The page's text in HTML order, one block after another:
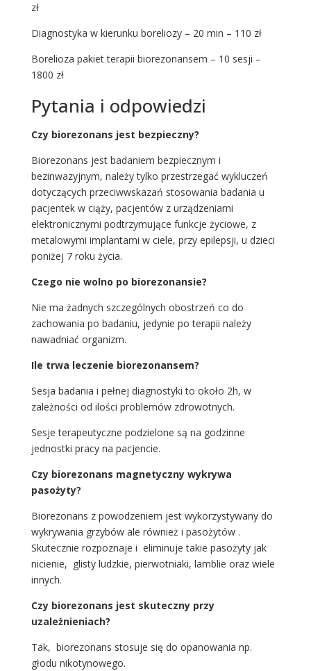
zł
Diagnostyka w kierunku boreliozy – 20 min – 110 zł
Borelioza pakiet terapii biorezonansem – 10 sesji –
1800 zł
Pytania i odpowiedzi
Czy biorezonans jest bezpieczny?
Biorezonans jest badaniem bezpiecznym i
bezinwazyjnym, należy tylko przestrzegać wykluczeń
dotyczących przeciwwskazań stosowania badania u
pacjentek w ciąży, pacjentów z urządzeniami
elektronicznymi podtrzymujące funkcje życiowe, z
metalowymi implantami w ciele, przy epilepsji, u dzieci
poniżej 7 roku życia.
Czego nie wolno po biorezonansie?
Nie ma żadnych szczególnych obostrzeń co do
zachowania po badaniu, jedynie po terapii należy
nawadniać organizm.
Ile trwa leczenie biorezonansem?
Sesja badania i pełnej diagnostyki to około 2h, w
zależności od ilości problemów zdrowotnych.
Sesje terapeutyczne podzielone są na godzinne
jednostki pracy na pacjencie.
Czy biorezonans magnetyczny wykrywa
pasożyty?
Biorezonans z powodzeniem jest wykorzystywany do
wykrywania grzybów ale również i pasożytów .
Skutecznie rozpoznaje i eliminuje takie pasożyty jak
nicienie, glisty ludzkie, pierwotniaki, lamblie oraz wiele
innych.
Czy biorezonans jest skuteczny przy
uzależnieniach?
Tak, biorezonans stosuje się do opanowania np.
głodu nikotynowego.